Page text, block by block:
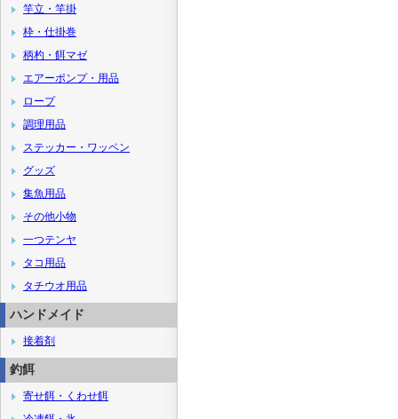
竿立・竿掛
枠・仕掛巻
柄杓・餌マゼ
エアーポンプ・用品
ロープ
調理用品
ステッカー・ワッペン
グッズ
集魚用品
その他小物
一つテンヤ
タコ用品
タチウオ用品
ハンドメイド
接着剤
釣餌
寄せ餌・くわせ餌